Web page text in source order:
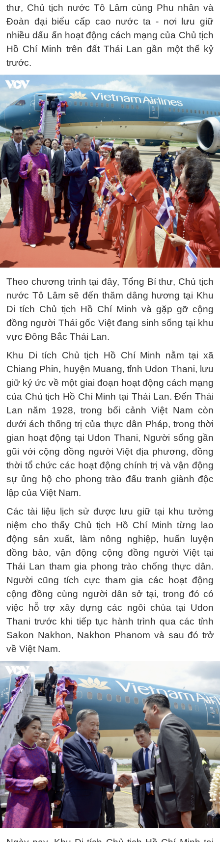
thư, Chủ tịch nước Tô Lâm cùng Phu nhân và
Đoàn đại biểu cấp cao nước ta - nơi lưu giữ
nhiều dấu ấn hoạt động cách mạng của Chủ tịch
Hồ Chí Minh trên đất Thái Lan gần một thế kỷ
trước.
Theo chương trình tại đây, Tổng Bí thư, Chủ tịch
nước Tô Lâm sẽ đến thăm dâng hương tại Khu
Di tích Chủ tịch Hồ Chí Minh và gặp gỡ cộng
đồng người Thái gốc Việt đang sinh sống tại khu
vực Đông Bắc Thái Lan.
Khu Di tích Chủ tịch Hồ Chí Minh nằm tại xã
Chiang Phin, huyện Muang, tỉnh Udon Thani, lưu
giữ ký ức về một giai đoạn hoạt động cách mạng
của Chủ tịch Hồ Chí Minh tại Thái Lan. Đến Thái
Lan năm 1928, trong bối cảnh Việt Nam còn
dưới ách thống trị của thực dân Pháp, trong thời
gian hoạt động tại Udon Thani, Người sống gần
gũi với cộng đồng người Việt địa phương, đồng
thời tổ chức các hoạt động chính trị và vận động
sự ủng hộ cho phong trào đấu tranh giành độc
lập của Việt Nam.
Các tài liệu lịch sử được lưu giữ tại khu tưởng
niệm cho thấy Chủ tịch Hồ Chí Minh từng lao
động sản xuất, làm nông nghiệp, huấn luyện
đồng bào, vận động cộng đồng người Việt tại
Thái Lan tham gia phong trào chống thực dân.
Người cũng tích cực tham gia các hoạt động
cộng đồng cùng người dân sở tại, trong đó có
việc hỗ trợ xây dựng các ngôi chùa tại Udon
Thani trước khi tiếp tục hành trình qua các tỉnh
Sakon Nakhon, Nakhon Phanom và sau đó trở
về Việt Nam.